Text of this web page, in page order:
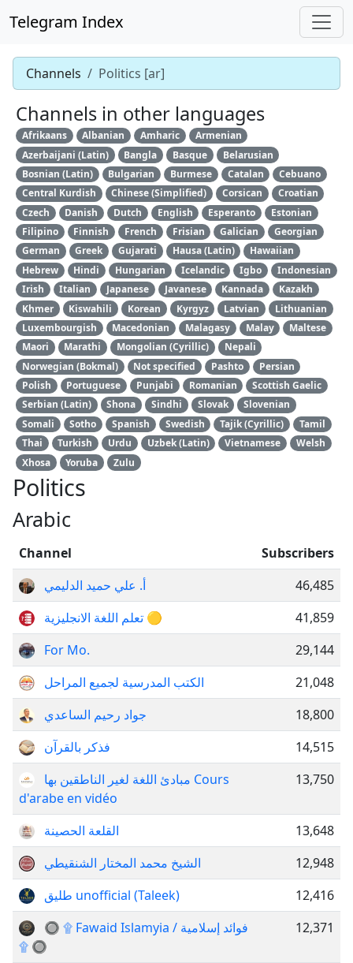
Telegram Index
Channels Politics [ar]
Channels in other languages
Afrikaans Albanian Amharic
Armenian
Azerbaijani (Latin)
Bangla Basque
Belarusian
Bosnian (Latin)
Bulgarian Burmese Catalan
Cebuano
Central Kurdish
Chinese (Simplified) Corsican
Croatian
Czech
Danish Dutch English Esperanto
Estonian
Filipino
Finnish French Frisian Galician
Georgian
German
Greek Gujarati Hausa (Latin)
Hawaiian
Hebrew
Hindi Hungarian Icelandic Igbo
Indonesian
Irish
Italian Japanese Javanese Kannada
Kazakh
Khmer
Kiswahili Korean Kyrgyz Latvian
Lithuanian
Luxembourgish
Macedonian Malagasy Malay
Maltese
Maori
Marathi Mongolian (Cyrillic)
Nepali
Norwegian (Bokmal)
Not specified Pashto
Persian
Polish
Portuguese Punjabi Romanian
Scottish Gaelic
Serbian (Latin)
Shona Sindhi Slovak
Slovenian
Somali
Sotho Spanish Swedish Tajik (Cyrillic)
Tamil
Thai
Turkish Urdu Uzbek (Latin) Vietnamese
Welsh
Xhosa
Yoruba Zulu
Politics
Arabic
Channel
Subscribers
أ. علي حميد الدليمي
46,485
تعلم اللغة الانجليزية 🟡
41,859
For Mo.
29,144
الكتب المدرسية لجميع المراحل
21,048
جواد رحيم الساعدي
18,800
فذكر بالقرآن
14,515
مبادئ اللغة لغير الناطقين بها Cours
d'arabe en vidéo
13,750
القلعة الحصينة
13,648
الشيخ محمد المختار الشنقيطي
12,948
طليق unofficial (Taleek)
12,416
🔘 ۩ Fawaid Islamyia / فوائد إسلامية
۩ 🔘
12,371